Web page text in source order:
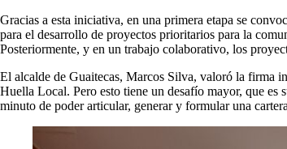
Gracias a esta iniciativa, en una primera etapa se
para el desarrollo de proyectos prioritarios para la
Posteriormente, y en un trabajo colaborativo, los
El alcalde de Guaitecas, Marcos Silva, valoró la firma
Huella Local. Pero esto tiene un desafío mayor, que es
minuto de poder articular, generar y formular una